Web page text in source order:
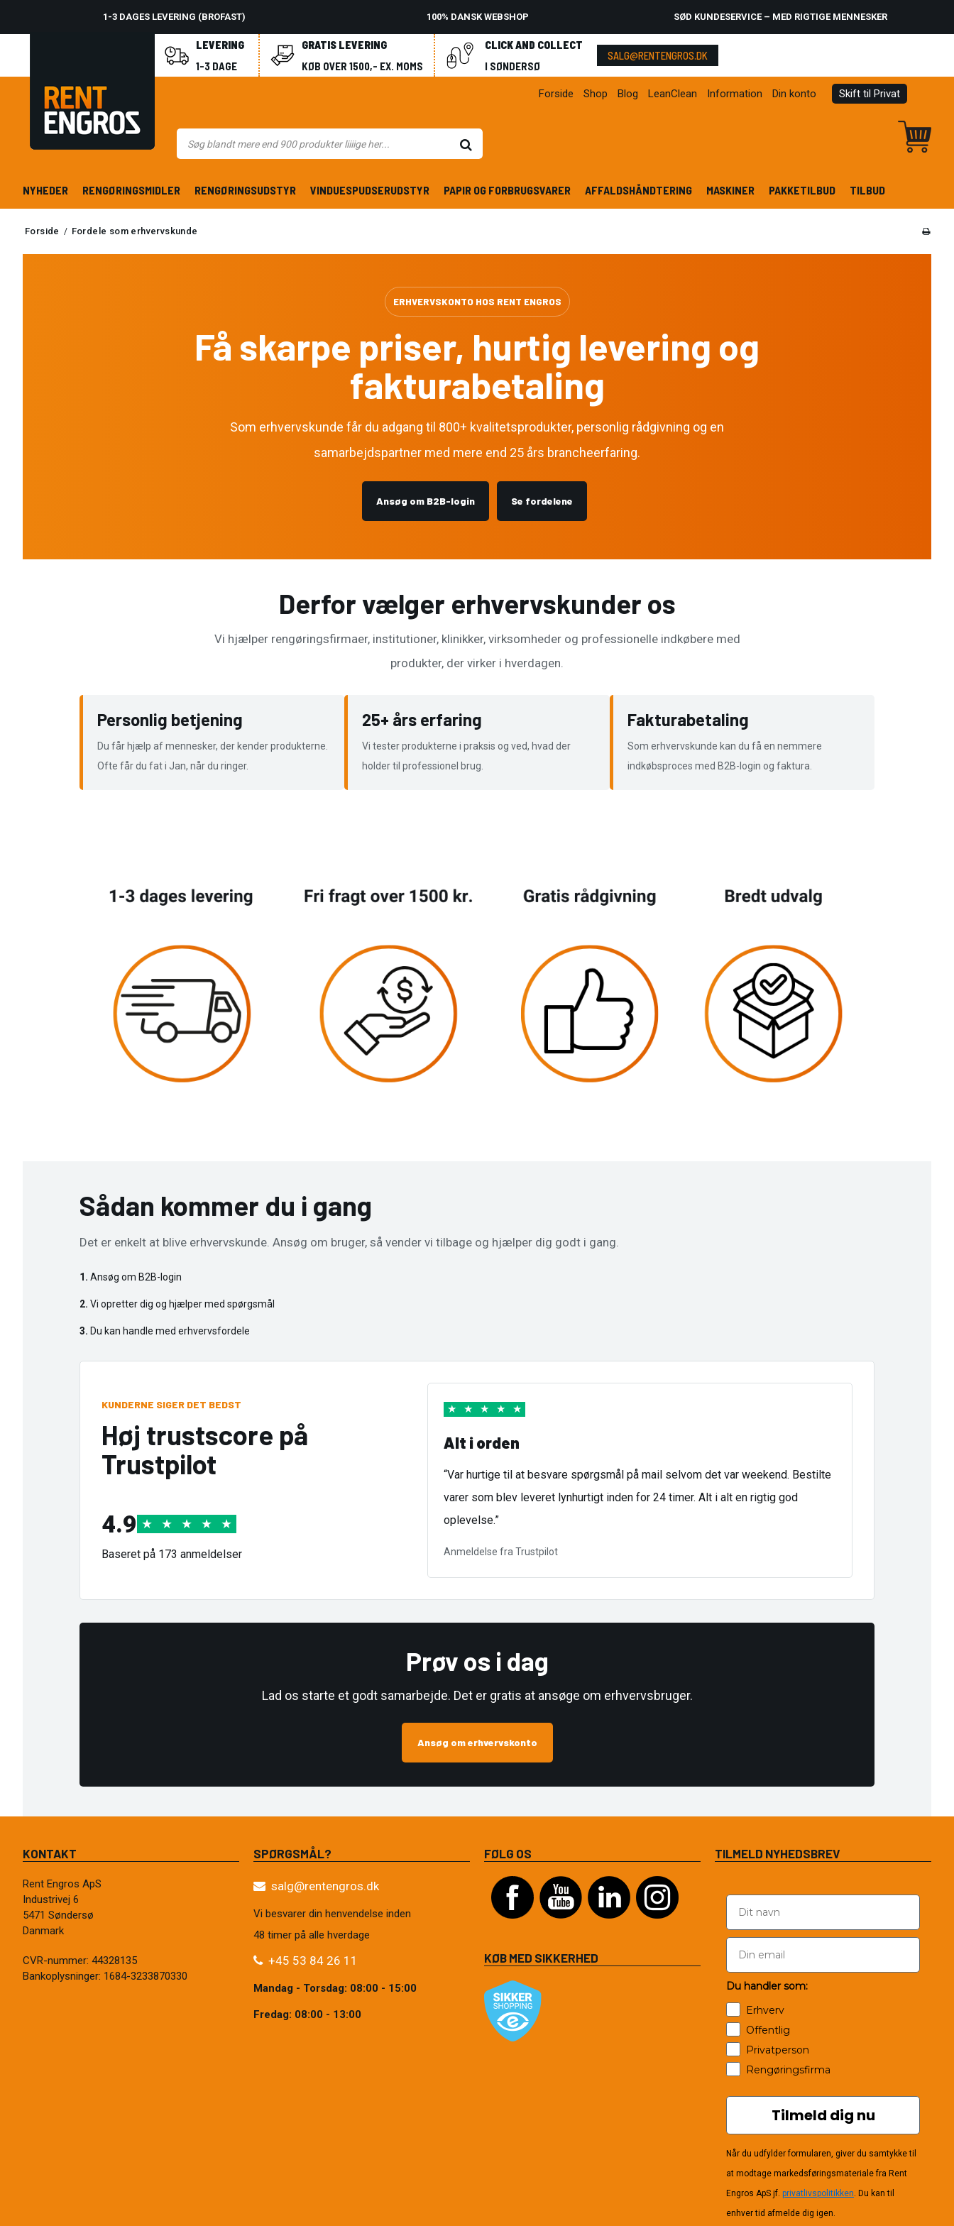
1-3 DAGES LEVERING (BROFAST) 100% DANSK WEBSHOP SØD KUNDESERVICE – MED RIGTIGE MENNESKER
LEVERING
1-3 DAGE
GRATIS LEVERING
KØB OVER 1500,- EX. MOMS
CLICK AND COLLECT
I SØNDERSØ
SALG@RENTENGROS.DK
Forside Shop Blog LeanClean Information Din konto Skift til Privat
NYHEDER RENGØRINGSMIDLER RENGØRINGSUDSTYR VINDUESPUDSERUDSTYR PAPIR OG FORBRUGSVARER AFFALDSHÅNDTERING MASKINER PAKKETILBUD TILBUD
Forside / Fordele som erhvervskunde
ERHVERVSKONTO HOS RENT ENGROS
Få skarpe priser, hurtig levering og
fakturabetaling
Som erhvervskunde får du adgang til 800+ kvalitetsprodukter, personlig rådgivning og en
samarbejdspartner med mere end 25 års brancheerfaring.
Ansøg om B2B-login Se fordelene
Derfor vælger erhvervskunder os
Vi hjælper rengøringsfirmaer, institutioner, klinikker, virksomheder og professionelle indkøbere med
produkter, der virker i hverdagen.
Personlig betjening
Du får hjælp af mennesker, der kender produkterne.
Ofte får du fat i Jan, når du ringer.
25+ års erfaring
Vi tester produkterne i praksis og ved, hvad der
holder til professionel brug.
Fakturabetaling
Som erhvervskunde kan du få en nemmere
indkøbsproces med B2B-login og faktura.
Sådan kommer du i gang
Det er enkelt at blive erhvervskunde. Ansøg om bruger, så vender vi tilbage og hjælper dig godt i gang.
1. Ansøg om B2B-login
2. Vi opretter dig og hjælper med spørgsmål
3. Du kan handle med erhvervsfordele
KUNDERNE SIGER DET BEDST
Høj trustscore på
Trustpilot
4.9 ★ ★ ★ ★ ★
Baseret på 173 anmeldelser
★ ★ ★ ★ ★
Alt i orden
“Var hurtige til at besvare spørgsmål på mail selvom det var weekend. Bestilte
varer som blev leveret lynhurtigt inden for 24 timer. Alt i alt en rigtig god
oplevelse.”
Anmeldelse fra Trustpilot
Prøv os i dag
Lad os starte et godt samarbejde. Det er gratis at ansøge om erhvervsbruger.
Ansøg om erhvervskonto
KONTAKT
Rent Engros ApS
Industrivej 6
5471 Søndersø
Danmark
CVR-nummer: 44328135
Bankoplysninger: 1684-3233870330
SPØRGSMÅL?
salg@rentengros.dk
Vi besvarer din henvendelse inden
48 timer på alle hverdage
+45 53 84 26 11
Mandag - Torsdag: 08:00 - 15:00
Fredag: 08:00 - 13:00
FØLG OS
KØB MED SIKKERHED
TILMELD NYHEDSBREV
Du handler som:
Erhverv
Offentlig
Privatperson
Rengøringsfirma
Tilmeld dig nu
Når du udfylder formularen, giver du samtykke til
at modtage markedsføringsmateriale fra Rent
Engros ApS jf. privatlivspolitikken. Du kan til
enhver tid afmelde dig igen.